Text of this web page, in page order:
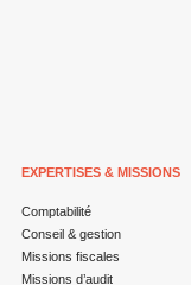
EXPERTISES & MISSIONS
Comptabilité
Conseil & gestion
Missions fiscales
Missions d’audit